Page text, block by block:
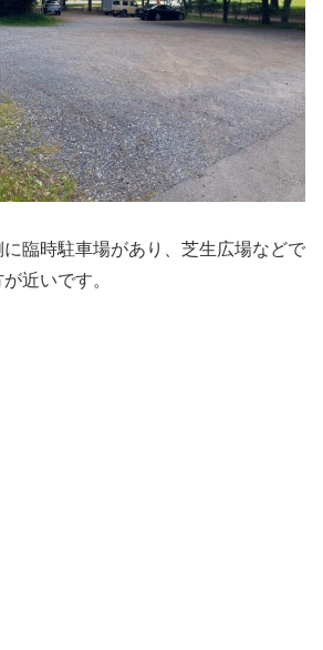
臨時駐車場があり、芝生広場などで
近いです。